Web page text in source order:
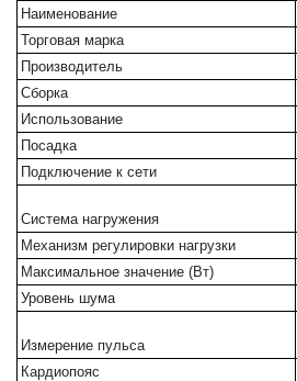
Наименование
Торговая марка
Производитель
Сборка
Использование
Посадка
Подключение к сети
Система нагружения
Механизм регулировки нагрузки
Максимальное значение (Вт)
Уровень шума
Измерение пульса
Кардиопояс